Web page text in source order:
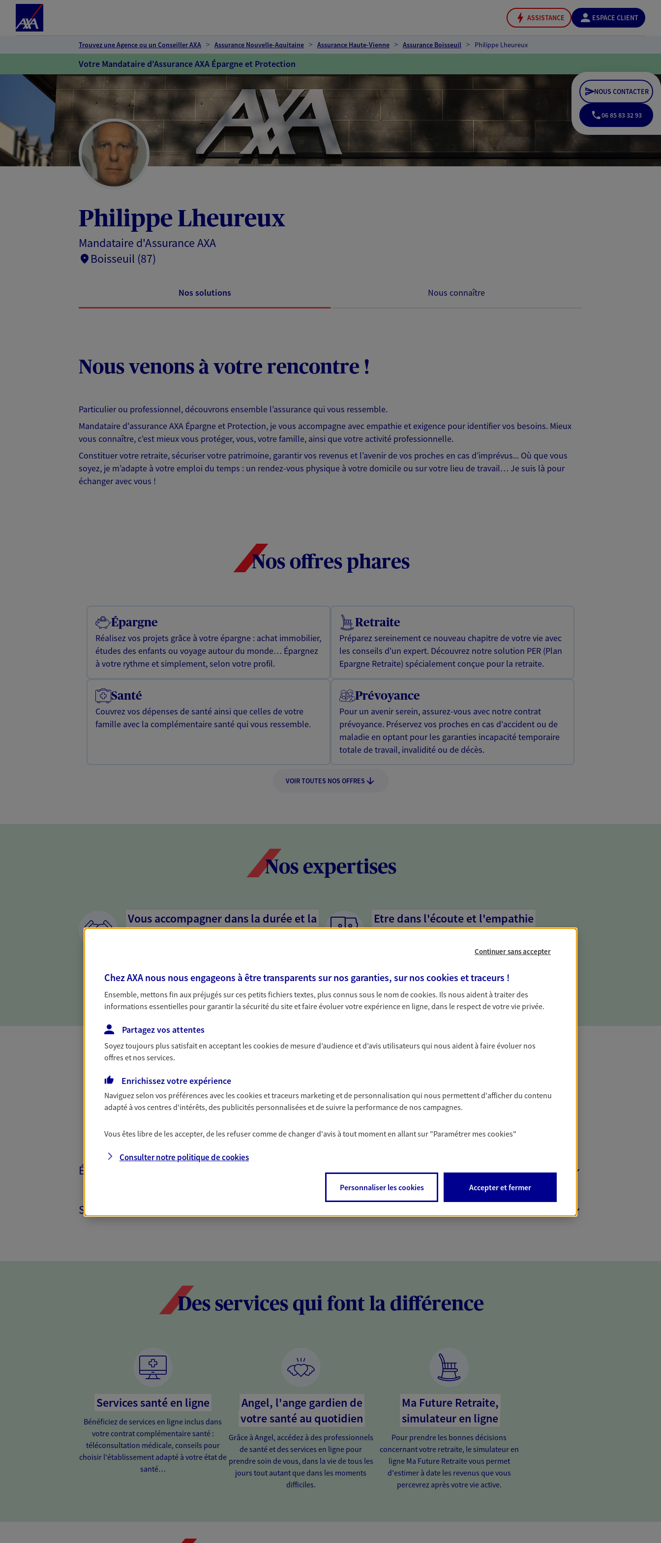
ASSISTANCE ESPACE CLIENT
Trouvez une Agence ou un Conseiller AXA Assurance Nouvelle-Aquitaine Assurance Haute-Vienne Assurance Boisseuil Philippe Lheureux
Votre Mandataire d'Assurance AXA Épargne et Protection
Philippe Lheureux
Mandataire d'Assurance AXA
Boisseuil (87)
NOUS CONTACTER
06 85 83 32 93
Nos solutions Nous connaître
Nous venons à votre rencontre !
Particulier ou professionnel, découvrons ensemble l’assurance qui vous ressemble.
Mandataire d'assurance AXA Épargne et Protection, je vous accompagne avec empathie et exigence pour identifier vos besoins. Mieux
vous connaître, c'est mieux vous protéger, vous, votre famille, ainsi que votre activité professionnelle.
Constituer votre retraite, sécuriser votre patrimoine, garantir vos revenus et l’avenir de vos proches en cas d’imprévus... Où que vous
soyez, je m’adapte à votre emploi du temps : un rendez-vous physique à votre domicile ou sur votre lieu de travail… Je suis là pour
échanger avec vous !
Nos offres phares
Épargne
Réalisez vos projets grâce à votre épargne : achat immobilier,
études des enfants ou voyage autour du monde… Épargnez
à votre rythme et simplement, selon votre profil.
Retraite
Préparez sereinement ce nouveau chapitre de votre vie avec
les conseils d'un expert. Découvrez notre solution PER (Plan
Epargne Retraite) spécialement conçue pour la retraite.
Santé
Couvrez vos dépenses de santé ainsi que celles de votre
famille avec la complémentaire santé qui vous ressemble.
Prévoyance
Pour un avenir serein, assurez-vous avec notre contrat
prévoyance. Préservez vos proches en cas d'accident ou de
maladie en optant pour les garanties incapacité temporaire
totale de travail, invalidité ou de décès.
VOIR TOUTES NOS OFFRES
Nos expertises
Vous accompagner dans la durée et la
confiance
la confiance et la proximité. C'est en apprenant à vous
Etre dans l'écoute et l'empathie
mandataires mettent l'empathie au cœur de leurs échanges
en cas de difficultés.
ÉPARGNE ET RETRAITE
SANTÉ ET PRÉVOYANCE
Des services qui font la différence
Services santé en ligne
Bénéficiez de services en ligne inclus dans
votre contrat complémentaire santé :
téléconsultation médicale, conseils pour
choisir l'établissement adapté à votre état de
santé…
Angel, l'ange gardien de
votre santé au quotidien
Grâce à Angel, accédez à des professionnels
de santé et des services en ligne pour
prendre soin de vous, dans la vie de tous les
jours tout autant que dans les moments
difficiles.
Ma Future Retraite,
simulateur en ligne
Pour prendre les bonnes décisions
concernant votre retraite, le simulateur en
ligne Ma Future Retraite vous permet
d'estimer à date les revenus que vous
percevrez après votre vie active.
Continuer sans accepter
Chez AXA nous nous engageons à être transparents sur nos garanties, sur nos cookies et traceurs !
Ensemble, mettons fin aux préjugés sur ces petits fichiers textes, plus connus sous le nom decookies. Ils nous aident à traiter des
informations essentielles pour garantir la sécurité du site et faire évoluer votre expérience en ligne, dans le respect de votre vie privée.
Partagez vos attentes
Soyez toujours plus satisfait en acceptant lescookiesde mesure d’audience et d’avis utilisateurs qui nous aident à faire évoluer nos
offres et nos services.
Enrichissez votre expérience
Naviguez selon vos préférences avec lescookies et traceurs marketing et de personnalisation qui nous permettent d'afficher du contenu
adapté à vos centres d'intérêts, des publicités personnalisées et de suivre la performance de nos campagnes.
Vous êtes libre de les accepter, de les refuser comme de changer d'avis à tout moment en allant sur "Paramétrer mescookies"
Consulter notre politique decookies
Personnaliser les cookies Accepter et fermer